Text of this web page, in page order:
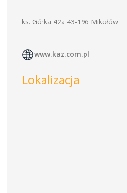
ks. Górka 42a 43-196 Mikołów
www.kaz.com.pl
Lokalizacja